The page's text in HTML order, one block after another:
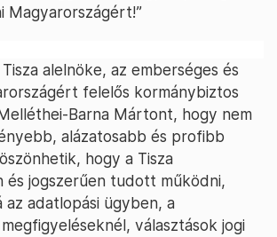
Magyarországért!”
alelnöke, az emberséges és
felelős kormánybiztos
Barna Mártont, hogy nem
alázatosabb és profibb
hogy a Tisza
és jogszerűen tudott működni,
adatlopási ügyben, a
választások jogi